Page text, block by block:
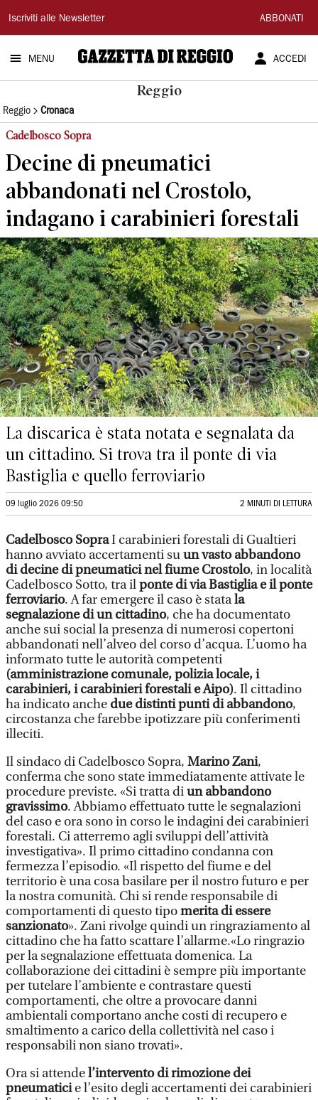
Gazzetta
di
Reggio
Iscriviti alle Newsletter ABBONATI
MENU ACCEDI
Reggio
Reggio Cronaca
Cadelbosco Sopra
Decine di pneumatici
abbandonati nel Crostolo,
indagano i carabinieri forestali
La discarica è stata notata e segnalata da
un cittadino. Si trova tra il ponte di via
Bastiglia e quello ferroviario
09 luglio 2026 09:50 2 MINUTI DI LETTURA
Cadelbosco SopraI carabinieri forestali di Gualtieri
hanno avviato accertamenti suun vasto abbandono
di decine di pneumatici nel fiume Crostolo, in località
Cadelbosco Sotto, tra ilponte di via Bastiglia e il ponte
ferroviario. A far emergere il caso è statala
segnalazione di un cittadino, che ha documentato
anche sui social la presenza di numerosi copertoni
abbandonati nell’alveo del corso d’acqua. L’uomo ha
informato tutte le autorità competenti
(amministrazione comunale, polizia locale, i
carabinieri, i carabinieri forestali e Aipo). Il cittadino
ha indicato anche due distinti punti di abbandono,
circostanza che farebbe ipotizzare più conferimenti
illeciti.
Il sindaco di Cadelbosco Sopra, Marino Zani,
conferma che sono state immediatamente attivate le
procedure previste. «Si tratta diun abbandono
gravissimo. Abbiamo effettuato tutte le segnalazioni
del caso e ora sono in corso le indagini dei carabinieri
forestali. Ci atterremo agli sviluppi dell’attività
investigativa». Il primo cittadino condanna con
fermezza l’episodio. «Il rispetto del fiume e del
territorio è una cosa basilare per il nostro futuro e per
la nostra comunità. Chi si rende responsabile di
comportamenti di questo tipomerita di essere
sanzionato». Zani rivolge quindi un ringraziamento al
cittadino che ha fatto scattare l’allarme.«Lo ringrazio
per la segnalazione effettuata domenica. La
collaborazione dei cittadini è sempre più importante
per tutelare l’ambiente e contrastare questi
comportamenti, che oltre a provocare danni
ambientali comportano anche costi di recupero e
smaltimento a carico della collettività nel caso i
responsabili non siano trovati».
Ora si attendel’intervento di rimozione dei
pneumaticie l’esito degli accertamenti dei carabinieri